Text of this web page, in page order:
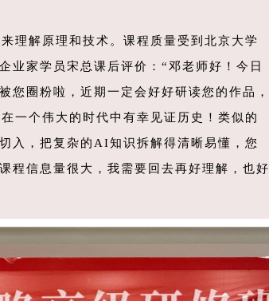
理解原理和技术。课程质量受到北京大学
业家学员宋总课后评价：“邓老师好！今日
您圈粉啦，近期一定会好好研读您的作品，
一个伟大的时代中有幸见证历史！类似的
入，把复杂的AI知识拆解得清晰易懂，您
程信息量很大，我需要回去再好理解，也好